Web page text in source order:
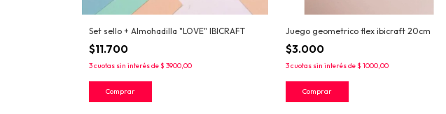
Set sello + Almohadilla "LOVE" IBICRAFT
$11.700
3cuotas sin interés de$ 3900,00
Juego geometrico flex ibicraft 20cm
$3.000
3cuotas sin interés de$ 1000,00